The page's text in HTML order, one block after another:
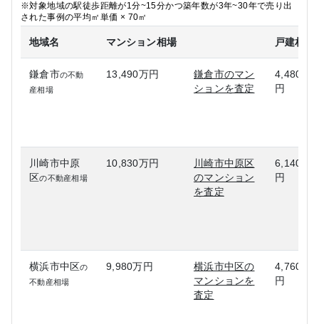
※対象地域の駅徒歩距離が1分~15分かつ築年数が3年~30年で売り出
された事例の平均㎡単価 × 70㎡
地域名 マンション相場 戸建相場
鎌倉市の不動
産相場
13,490万円
鎌倉市のマン
ションを査定
4,480万
円
川崎市中原
区の不動産相場
10,830万円
川崎市中原区
のマンション
を査定
6,140万
円
横浜市中区の
不動産相場
9,980万円
横浜市中区の
マンションを
査定
4,760万
円